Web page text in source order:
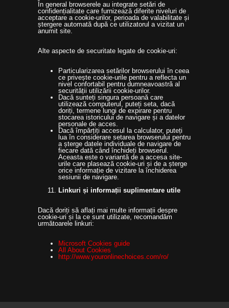
În general browserele au integrate setări de
confidențialitate care furnizează diferite niveluri de
acceptare a cookie-urilor, perioada de valabilitate și
ștergere automată după ce utilizatorul a vizitat un
anumit site.
Alte aspecte de securitate legate de cookie-uri:
Particularizarea setărilor browserului în ceea
ce privește cookie-urile pentru a reflecta un
nivel confortabil pentru dumneavoastră al
securității utilizării cookie-urilor.
Dacă sunteți singura persoană care
utilizează computerul, puteți seta, dacă
doriți, termene lungi de expirare pentru
stocarea istoricului de navigare și a datelor
personale de acces.
Dacă împărțiți accesul la calculator, puteți
lua în considerare setarea browserului pentru
a șterge datele individuale de navigare de
fiecare dată când închideți browserul.
Aceasta este o variantă de a accesa site-
urile care plasează cookie-uri și de a șterge
orice informație de vizitare la închiderea
sesiunii de navigare.
Linkuri și informații suplimentare utile
Dacă doriți să aflați mai multe informații despre
cookie-uri și la ce sunt utilizate, recomandăm
următoarele linkuri:
Microsoft Cookies guide
All About Cookies
http://www.youronlinechoices.com/ro/